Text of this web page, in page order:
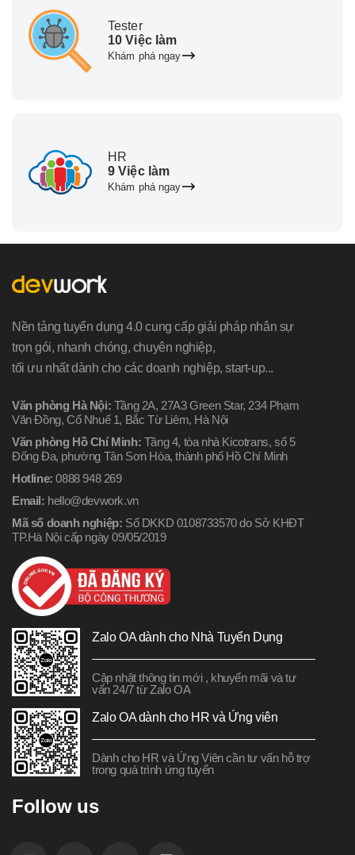
Tester
10 Việc làm
Khám phá ngay
HR
9 Việc làm
Khám phá ngay
Nền tảng tuyển dụng 4.0 cung cấp giải pháp nhân sự
trọn gói, nhanh chóng, chuyên nghiệp,
tối ưu nhất dành cho các doanh nghiệp, start-up...
Văn phòng Hà Nội: Tầng 2A, 27A3 Green Star, 234 Phạm
Văn Đồng, Cổ Nhuế 1, Bắc Từ Liêm, Hà Nội
Văn phòng Hồ Chí Minh: Tầng 4, tòa nhà Kicotrans, số 5
Đống Đa, phường Tân Sơn Hòa, thành phố Hồ Chí Minh
Hotline: 0888 948 269
Email: hello@devwork.vn
Mã số doanh nghiệp: Số DKKD 0108733570 do Sở KHĐT
TP.Hà Nội cấp ngày 09/05/2019
Zalo OA dành cho Nhà Tuyển Dụng
Cập nhật thông tin mới , khuyến mãi và tư
vấn 24/7 từ Zalo OA
Zalo OA dành cho HR và Ứng viên
Dành cho HR và Ứng Viên cần tư vấn hỗ trợ
trong quá trình ứng tuyển
Follow us